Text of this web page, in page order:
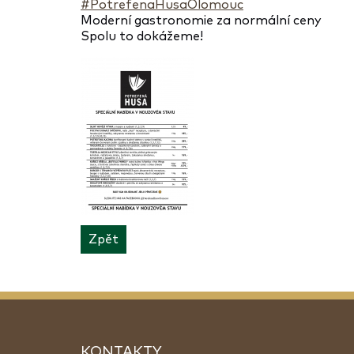
#PotrefenaHusaOlomouc
Moderní gastronomie za normální ceny
Spolu to dokážeme!
Zpět